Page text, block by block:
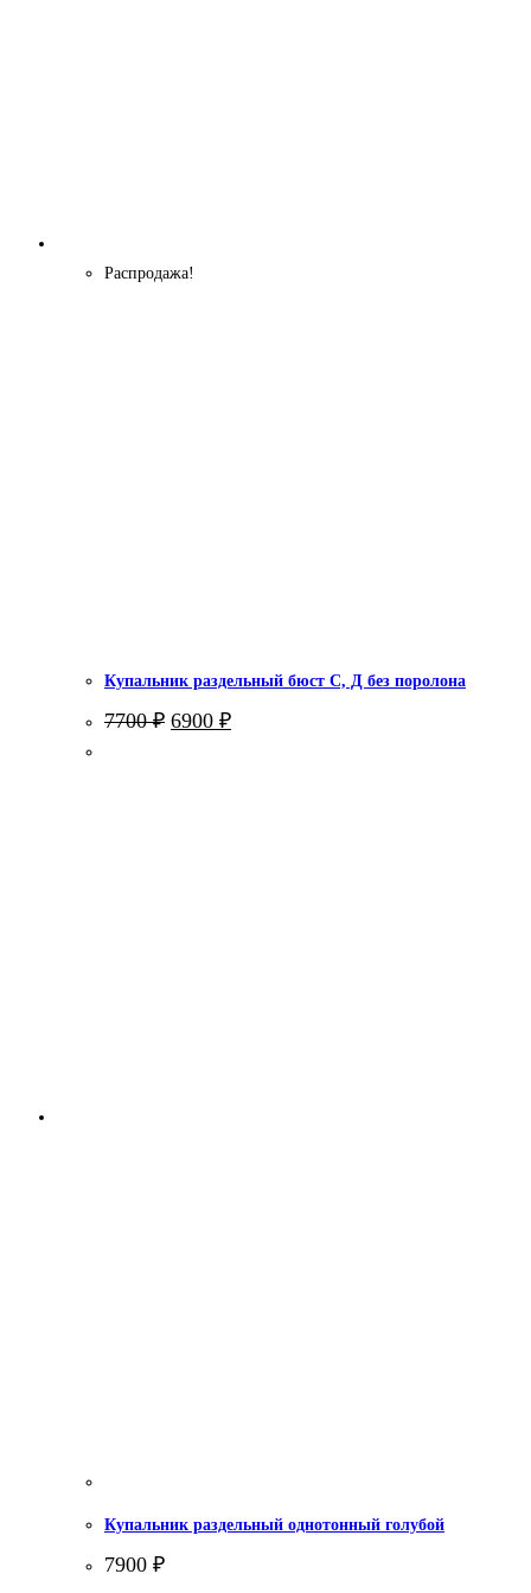
Распродажа!
Купальник раздельный бюст С, Д без поролона
7700₽ Первоначальная
цена
6900 ₽Текущая
цена:
Купальник раздельный однотонный голубой
7900 ₽